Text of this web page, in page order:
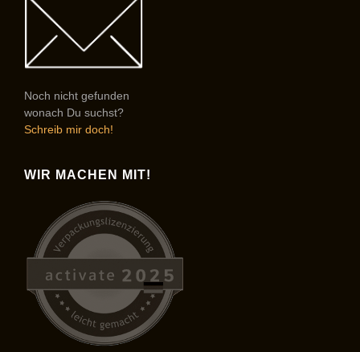
Noch nicht gefunden
wonach Du suchst?
Schreib mir doch!
WIR MACHEN MIT!